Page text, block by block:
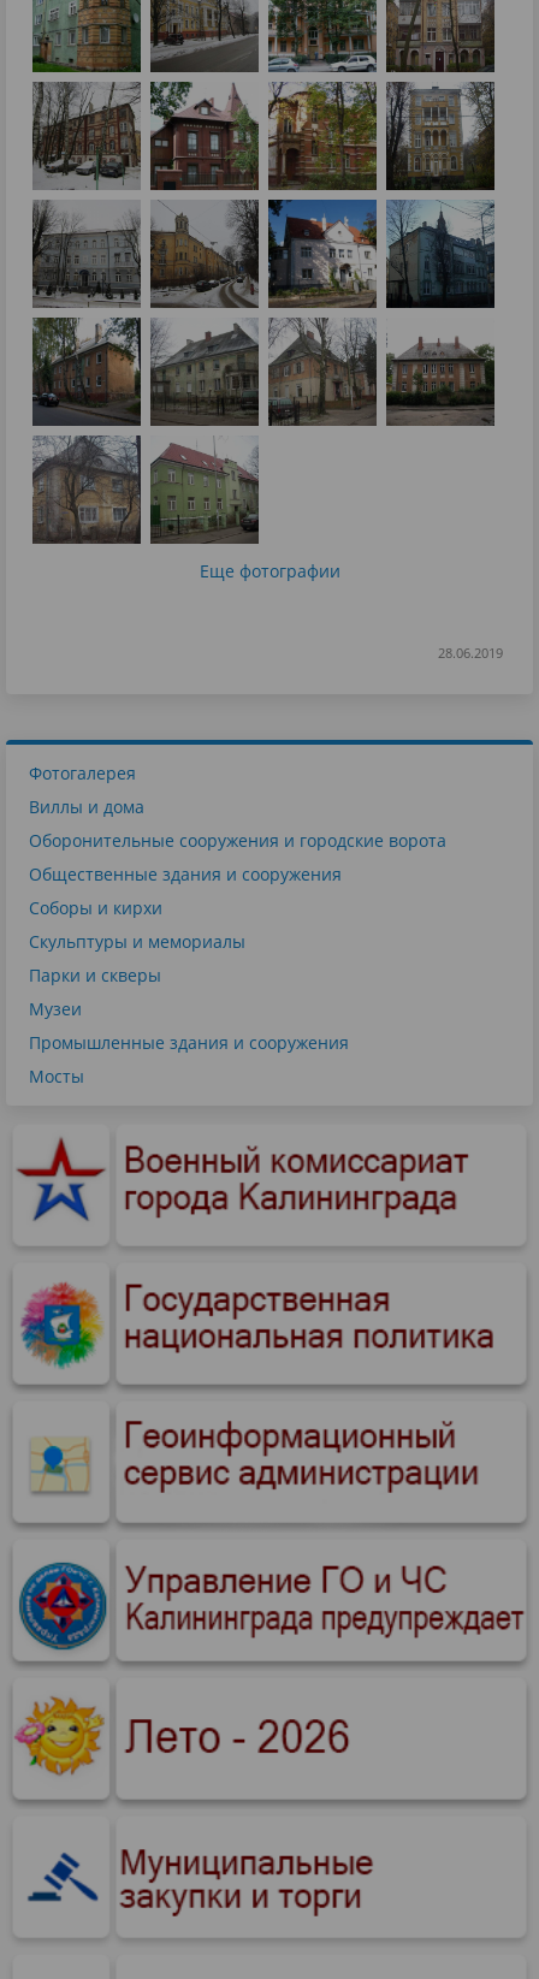
Еще фотографии
28.06.2019
Фотогалерея
Виллы и дома
Оборонительные сооружения и городские ворота
Общественные здания и сооружения
Соборы и кирхи
Скульптуры и мемориалы
Парки и скверы
Музеи
Промышленные здания и сооружения
Мосты